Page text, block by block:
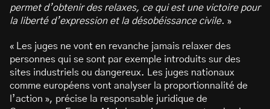
permet d’obtenir des relaxes, ce qui est une victoire pour
la liberté d’expression et la désobéissance civile. »
« Les juges ne vont en revanche jamais relaxer des
personnes qui se sont par exemple introduits sur des
sites industriels ou dangereux. Les juges nationaux
comme européens vont analyser la proportionnalité de
l’action », précise la responsable juridique de